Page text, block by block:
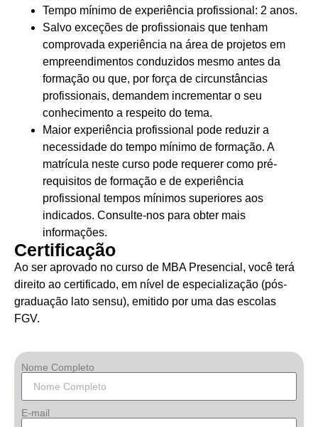
Tempo mínimo de experiência profissional: 2 anos.
Salvo exceções de profissionais que tenham
comprovada experiência na área de projetos em
empreendimentos conduzidos mesmo antes da
formação ou que, por força de circunstâncias
profissionais, demandem incrementar o seu
conhecimento a respeito do tema.
Maior experiência profissional pode reduzir a
necessidade do tempo mínimo de formação. A
matrícula neste curso pode requerer como pré-
requisitos de formação e de experiência
profissional tempos mínimos superiores aos
indicados. Consulte-nos para obter mais
informações.
Certificação
Ao ser aprovado no curso de MBA Presencial, você terá
direito ao certificado, em nível de especialização (pós-
graduação lato sensu), emitido por uma das escolas
FGV.
Nome Completo
E-mail